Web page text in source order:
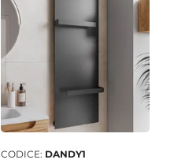
CODICE: DANDY1